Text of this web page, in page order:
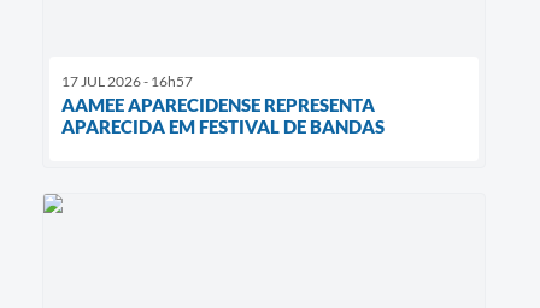
17 JUL 2026 - 16h57
AAMEE APARECIDENSE REPRESENTA
APARECIDA EM FESTIVAL DE BANDAS